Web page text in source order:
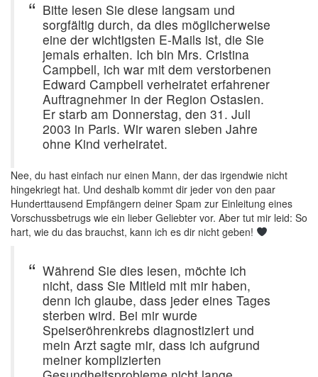
Bitte lesen Sie diese langsam und
sorgfältig durch, da dies möglicherweise
eine der wichtigsten E-Mails ist, die Sie
jemals erhalten. Ich bin Mrs. Cristina
Campbell, ich war mit dem verstorbenen
Edward Campbell verheiratet erfahrener
Auftragnehmer in der Region Ostasien.
Er starb am Donnerstag, den 31. Juli
2003 in Paris. Wir waren sieben Jahre
ohne Kind verheiratet.
Nee, du hast einfach nur einen Mann, der das irgendwie nicht
hingekriegt hat. Und deshalb kommt dir jeder von den paar
Hunderttausend Empfängern deiner Spam zur Einleitung eines
Vorschussbetrugs wie ein lieber Geliebter vor. Aber tut mir leid: So
hart, wie du das brauchst, kann ich es dir nicht geben!
Während Sie dies lesen, möchte ich
nicht, dass Sie Mitleid mit mir haben,
denn ich glaube, dass jeder eines Tages
sterben wird. Bei mir wurde
Speiseröhrenkrebs diagnostiziert und
mein Arzt sagte mir, dass ich aufgrund
meiner komplizierten